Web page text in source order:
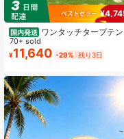
国内発送 ワンタッチタープテ
×3m サイドシート 4枚 スチー
型 耐水 タープ テント レジャー
ント 海 バーベキュー 運動会
70+ sold
¥11,640 -29% 残り3日